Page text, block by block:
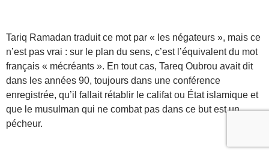
Tariq Ramadan traduit ce mot par « les négateurs », mais ce
n’est pas vrai : sur le plan du sens, c’est l’équivalent du mot
français « mécréants ». En tout cas, Tareq Oubrou avait dit
dans les années 90, toujours dans une conférence
enregistrée, qu’il fallait rétablir le califat ou État islamique et
que le musulman qui ne combat pas dans ce but est un
pécheur.